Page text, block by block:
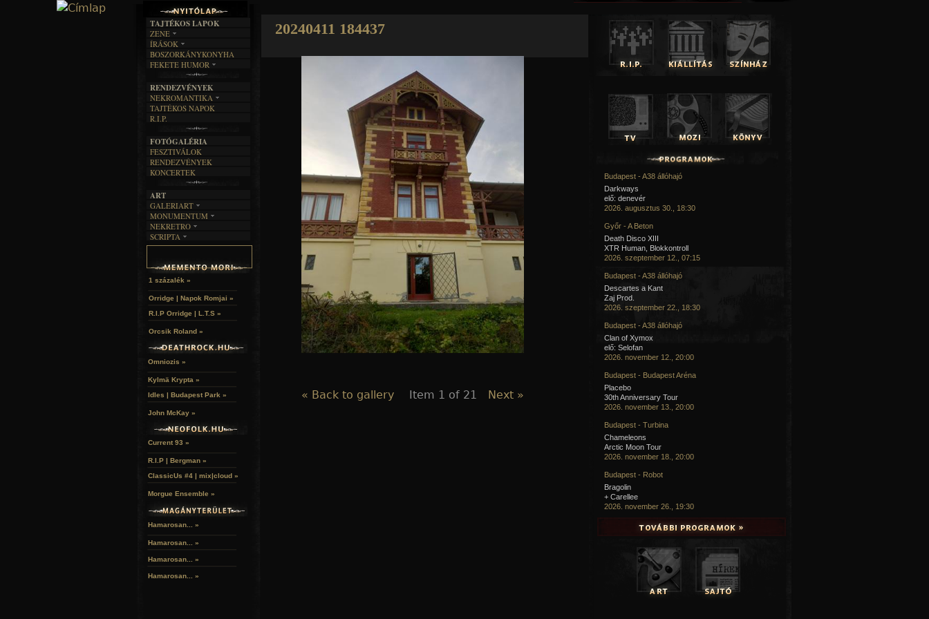
20240411 184437
« Back to gallery Item 1 of 21 Next »
TAJTÉKOS LAPOK
ZENE
EGYÜTTESEK
INTERJÚK
FORDÍTÁSOK
DALSZÖVEGEK
ÍRÁSOK
IRODALOM
FILM
MŰVÉSZET
ÍRÁSTÖRTÉNET
BOSZORKÁNYKONYHA
FEKETE HUMOR
SZÖVEGES
RENDEZVÉNYEK
NEKROMANTIKA
AKTUÁLIS
A MÚLT
TAJTÉKOS NAPOK
R.I.P.
FOTÓGALÉRIA
FESZTIVÁLOK
RENDEZVÉNYEK
KONCERTEK
ART
GALERIART
ARTGALERI
KÉPREGÉNYEK
LAKÁSKULTS
MONUMENTUM
TEMETŐK
TEMPLOMOK
HELYEK
NEKRETRO
SZUBKULT
RELIKVIÁK
SCRIPTA
NOVELLÁK
HALÁLTÁNC
1 százalék »
Orridge | Napok Romjai »
R.I.P Orridge | L.T.S »
Orcsik Roland »
Omniozis »
Kylmä Krypta »
Idles | Budapest Park »
John McKay »
Current 93 »
R.I.P | Bergman »
ClassicUs #4 | mix|cloud »
Morgue Ensemble »
Hamarosan... »
Hamarosan... »
Hamarosan... »
Hamarosan... »
Budapest - A38 állóhajó
Darkways
elő: denevér
2026. augusztus 30., 18:30
Győr - A Beton
Death Disco XIII
XTR Human, Blokkontroll
2026. szeptember 12., 07:15
Budapest - A38 állóhajó
Descartes a Kant
Zaj Prod.
2026. szeptember 22., 18:30
Budapest - A38 állóhajó
Clan of Xymox
elő: Selofan
2026. november 12., 20:00
Budapest - Budapest Aréna
Placebo
30th Anniversary Tour
2026. november 13., 20:00
Budapest - Turbina
Chameleons
Arctic Moon Tour
2026. november 18., 20:00
Budapest - Robot
Bragolin
+ Carellee
2026. november 26., 19:30